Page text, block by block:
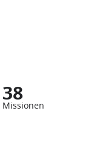
38
Missionen